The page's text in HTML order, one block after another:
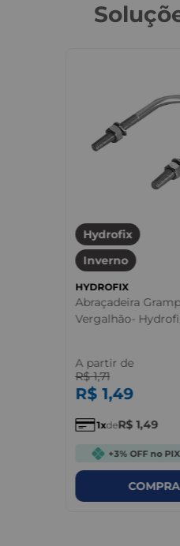
Hydrofix
Inverno
HYDROFIX
Abraçadeira
Vergalhão-
A partir de
R$ 1,71
R$ 1,49
1 deR$ 1,49
+3% OFF no PIX